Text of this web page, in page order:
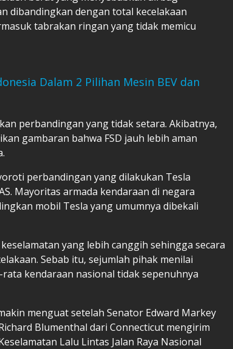
dibandingkan dengan total kecelakaan
tabrakan ringan yang tidak memicu
Dalam 2 Pilihan Mesin BEV dan
perbandingan yang tidak setara. Akibatnya,
gambaran bahwa FSD jauh lebih aman
perbandingan yang dilakukan Tesla
Mayoritas armada kendaraan di negara
mobil Tesla yang umumnya dibekali
yang lebih canggih sehingga secara
Sebab itu, sejumlah pihak menilai
kendaraan nasional tidak sepenuhnya
menguat setelah Senator Edward Markey
Blumenthal dari Connecticut mengirim
Lalu Lintas Jalan Raya Nasional